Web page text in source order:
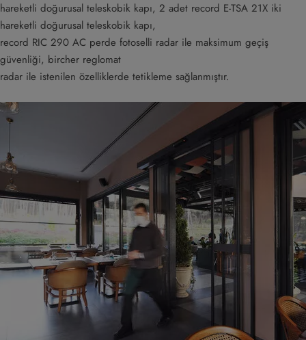
hareketli doğurusal teleskobik kapı, 2 adet record E-TSA 21X iki
hareketli doğurusal teleskobik kapı,
record RIC 290 AC perde fotoselli radar ile maksimum geçiş
güvenliği, bircher reglomat
radar ile istenilen özelliklerde tetikleme sağlanmıştır.